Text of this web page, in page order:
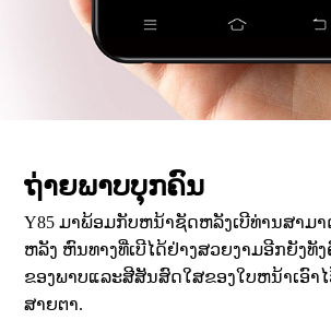
ຖ່າຍພາບບຸກຄົນ
Y85 ມາພ້ອມກັບຫນ້າຊັດຫລັງເບີທ່ານສາມ
ຫລັງ ຫົນທາງທີ່ເບີໄດ້ຢ່າງສວຍງາມອີກຍັງທັ
ຂອງພາບແລະສີສັນສົດໃສຂອງໃບຫນ້າເອົາ
ສາຍຕາ.